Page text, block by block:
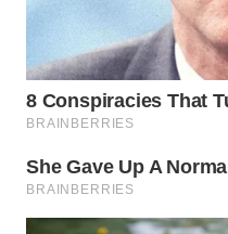
CIREBON
WN
WN
KUNINGAN